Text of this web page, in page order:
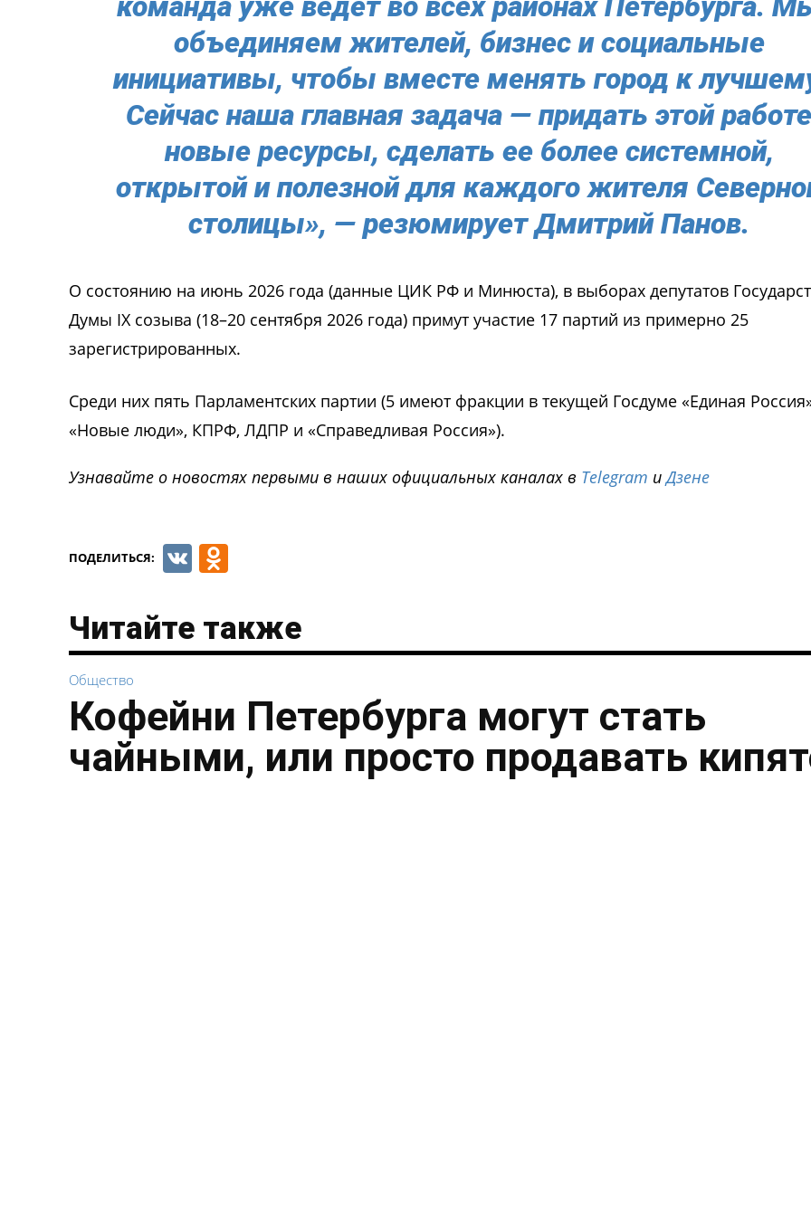
объединяем жителей, бизнес и социальные
инициативы, чтобы вместе менять город к
Сейчас наша главная задача — придать этой работе
новые ресурсы, сделать ее более системной,
открытой и полезной для каждого жителя
столицы», — резюмирует Дмитрий Панов.
О состоянию на июнь 2026 года (данные ЦИК РФ и Минюста), в выборах депутатов
Думы IX созыва (18–20 сентября 2026 года) примут участие 17 партий из примерно 25
зарегистрированных.
Среди них пять Парламентских партии (5 имеют фракции в текущей Госдуме «Единая
«Новые люди», КПРФ, ЛДПР и «Справедливая Россия»).
Узнавайте о новостях первыми в наших официальных каналах в Telegram иДзене
ПОДЕЛИТЬСЯ: VK
Читайте также
Общество
Кофейни Петербурга могут стать
чайными, или просто продавать